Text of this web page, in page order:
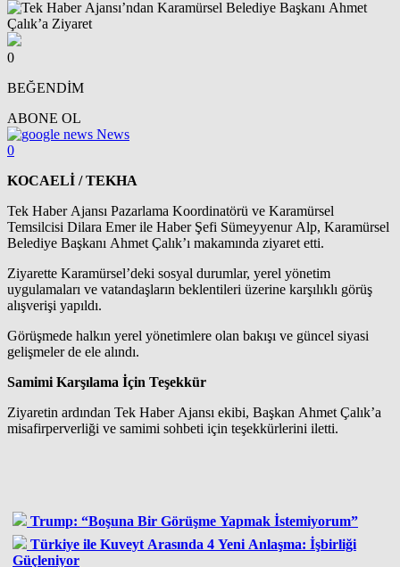
0
BEĞENDİM
ABONE OL
News
0
KOCAELİ / TEKHA
Tek Haber Ajansı Pazarlama Koordinatörü ve Karamürsel
Temsilcisi Dilara Emer ile Haber Şefi Sümeyyenur Alp, Karamürsel
Belediye Başkanı Ahmet Çalık’ı makamında ziyaret etti.
Ziyarette Karamürsel’deki sosyal durumlar, yerel yönetim
uygulamaları ve vatandaşların beklentileri üzerine karşılıklı görüş
alışverişi yapıldı.
Görüşmede halkın yerel yönetimlere olan bakışı ve güncel siyasi
gelişmeler de ele alındı.
Samimi Karşılama İçin Teşekkür
Ziyaretin ardından Tek Haber Ajansı ekibi, Başkan Ahmet Çalık’a
misafirperverliği ve samimi sohbeti için teşekkürlerini iletti.
Trump: “Boşuna Bir Görüşme Yapmak İstemiyorum”
Türkiye ile Kuveyt Arasında 4 Yeni Anlaşma: İşbirliği
Güçleniyor